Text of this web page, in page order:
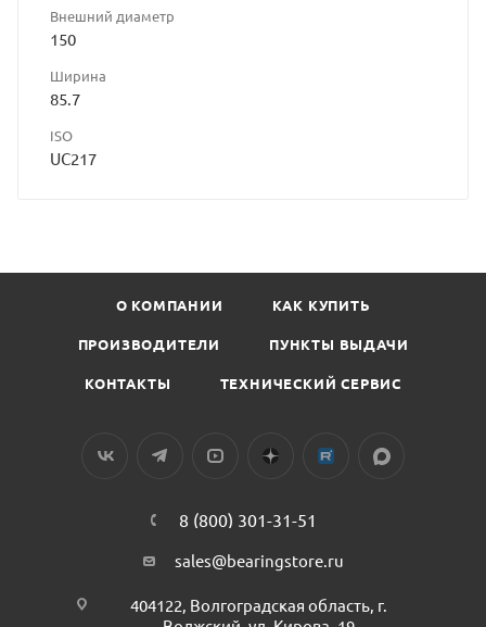
Внешний диаметр
150
Ширина
85.7
ISO
UC217
О КОМПАНИИ КАК КУПИТЬ
ПРОИЗВОДИТЕЛИ ПУНКТЫ ВЫДАЧИ
КОНТАКТЫ ТЕХНИЧЕСКИЙ СЕРВИС
8 (800) 301-31-51
sales@bearingstore.ru
404122, Волгоградская область, г.